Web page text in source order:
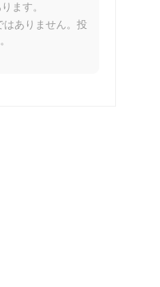
範な市場のモメン
ます。
ありません。投